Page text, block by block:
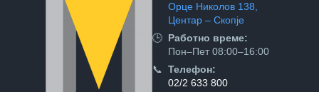
Орце Николов 138,
Центар – Скопје
🕒 Работно време:
Пон–Пет 08:00–16:00
📞 Телефон:
02/2 633 800